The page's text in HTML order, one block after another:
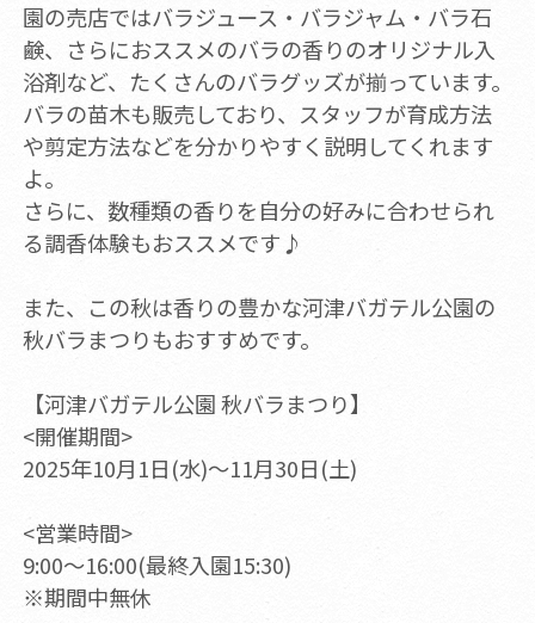
園の売店ではバラジュース・バラジャム・バラ石
鹸、さらにおススメのバラの香りのオリジナル入
浴剤など、たくさんのバラグッズが揃っています。
バラの苗木も販売しており、スタッフが育成方法
や剪定方法などを分かりやすく説明してくれます
よ。
さらに、数種類の香りを自分の好みに合わせられ
る調香体験もおススメです♪
​また、この秋は香りの豊かな河津バガテル公園の
秋バラまつりもおすすめです。
【河津バガテル公園 秋バラまつり】
<開催期間>
2025年10月1日(水)～11月30日(土)
<営業時間>
9:00～16:00(最終入園15:30)
※期間中無休